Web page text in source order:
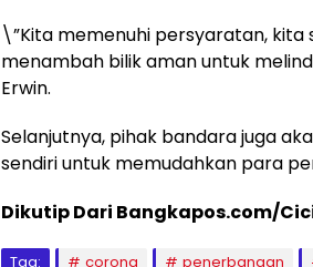
\”Kita memenuhi persyaratan, kita
menambah bilik aman untuk
Erwin.
Selanjutnya, pihak bandara juga
sendiri untuk memudahkan para
Dikutip Dari Bangkapos.com/
Tag: corona penerbangan